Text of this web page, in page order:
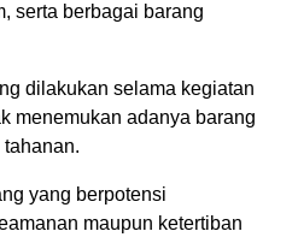
serta berbagai barang
dilakukan selama kegiatan
menemukan adanya barang
yang berpotensi
maupun ketertiban